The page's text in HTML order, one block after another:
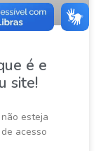
é e
site!
esteja
acesso